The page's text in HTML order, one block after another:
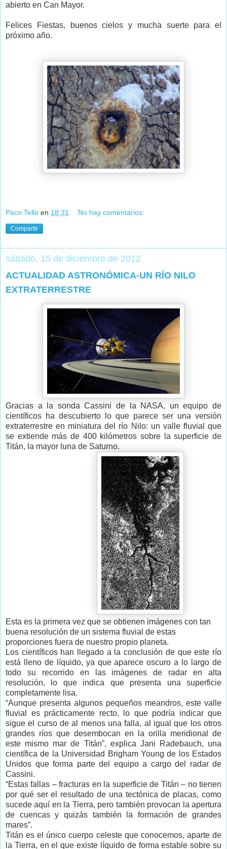
abierto en Can Mayor.
Felices Fiestas, buenos cielos y mucha suerte para el
próximo año.
Paco Tello en 18:31 No hay comentarios:
Compartir
sábado, 15 de diciembre de 2012
ACTUALIDAD ASTRONÓMICA-UN RÍO NILO
EXTRATERRESTRE
Gracias a la sonda Cassini de la NASA, un equipo de
científicos ha descubierto lo que parece ser una versión
extraterrestre en miniatura del río Nilo: un valle fluvial que
se extiende más de 400 kilómetros sobre la superficie de
Titán, la mayor luna de Saturno.
Esta es la primera vez que se obtienen imágenes con tan
buena resolución de un sistema fluvial de estas
proporciones fuera de nuestro propio planeta.
Los científicos han llegado a la conclusión de que este río
está lleno de líquido, ya que aparece oscuro a lo largo de
todo su recorrido en las imágenes de radar en alta
resolución, lo que indica que presenta una superficie
completamente lisa.
“Aunque presenta algunos pequeños meandros, este valle
fluvial es prácticamente recto, lo que podría indicar que
sigue el curso de al menos una falla, al igual que los otros
grandes ríos que desembocan en la orilla meridional de
este mismo mar de Titán”, explica Jani Radebauch, una
científica de la Universidad Brigham Young de los Estados
Unidos que forma parte del equipo a cargo del radar de
Cassini.
“Estas fallas – fracturas en la superficie de Titán – no tienen
por qué ser el resultado de una tectónica de placas, como
sucede aquí en la Tierra, pero también provocan la apertura
de cuencas y quizás también la formación de grandes
mares”.
Titán es el único cuerpo celeste que conocemos, aparte de
la Tierra, en el que existe líquido de forma estable sobre su